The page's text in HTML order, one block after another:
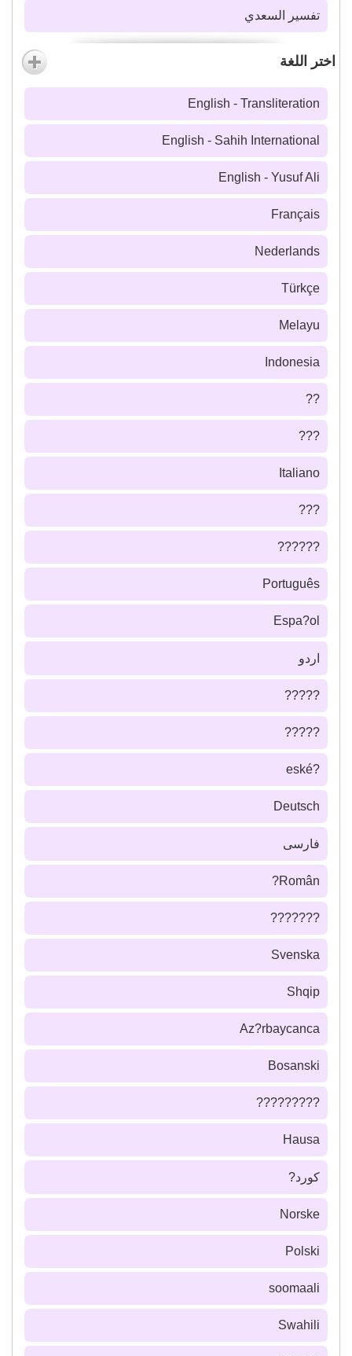
تفسير السعدي
اختر اللغة
English - Transliteration
English - Sahih International
English - Yusuf Ali
Français
Nederlands
Türkçe
Melayu
Indonesia
??
???
Italiano
???
??????
Português
Espa?ol
اردو
?????
?????
?eské
Deutsch
فارسى
Român?
???????
Svenska
Shqip
Az?rbaycanca
Bosanski
?????????
Hausa
كورد?
Norske
Polski
soomaali
Swahili